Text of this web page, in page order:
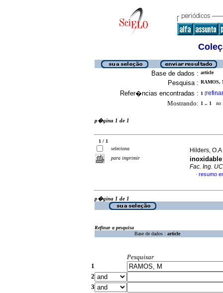
Base de dados : article
Pesquisa : RAMOS,
Refer�ncias encontradas : 1 [refinar
Mostrando: 1 .. 1 no
p�gina 1 de 1
1 / 1
seleciona
para imprimir
Hilders,
Fac. Ing.
· resumo
p�gina 1 de 1
Refinar a pesquisa
Base de dados : article
Pesquisar
1
2
3